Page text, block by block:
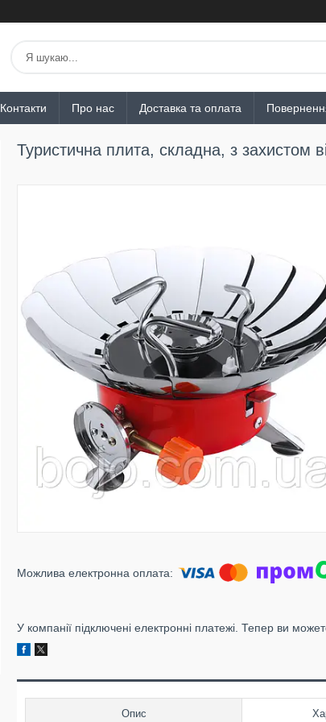
Контакти Про нас Доставка та оплата
Туристична плита, складна, з захистом
У компанії підключені електронні платежі. Тепер ви
Опис